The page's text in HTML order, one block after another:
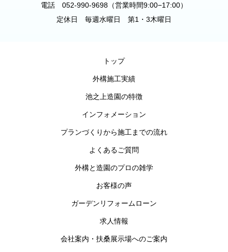
電話 052-990-9698（営業時間9:00−17:00）
定休日 毎週水曜日 第1・3木曜日
トップ
外構施工実績
池之上造園の特徴
インフォメーション
プランづくりから施工までの流れ
よくあるご質問
外構と造園のプロの雑学
お客様の声
ガーデンリフォームローン
求人情報
会社案内・扶桑展示場へのご案内